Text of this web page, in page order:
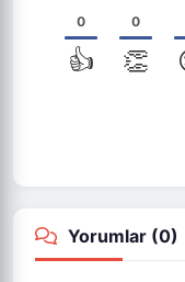
0
👍
0
👏
Yorumlar (0)